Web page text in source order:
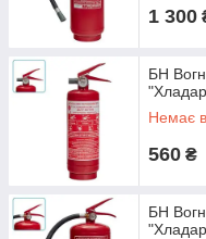
1 300
БН
Немає
560 ₴
БН